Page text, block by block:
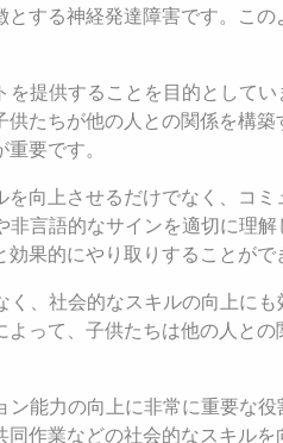
する神経発達障害です。こ
提供することを目的として
たちが他の人との関係を構
要です。
向上させるだけでなく、コ
言語的なサインを適切に理
果的にやり取りすることがで
、社会的なスキルの向上に
って、子供たちは他の人と
能力の向上に非常に重要な
作業などの社会的なスキル